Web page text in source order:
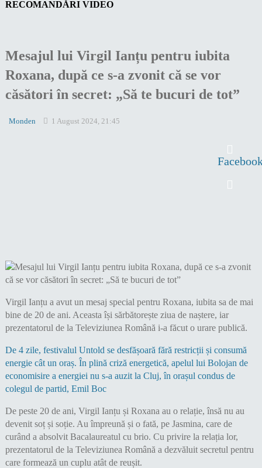
RECOMANDĂRI VIDEO
Mesajul lui Virgil Ianțu pentru iubita
Roxana, după ce s-a zvonit că se vor
căsători în secret: „Să te bucuri de tot”
Monden 1 August 2024, 21:45
Virgil Ianțu a avut un mesaj special pentru Roxana, iubita sa de mai
bine de 20 de ani. Aceasta își sărbătorește ziua de naștere, iar
prezentatorul de la Televiziunea Română i-a făcut o urare publică.
De 4 zile, festivalul Untold se desfășoară fără restricții și consumă
energie cât un oraș. În plină criză energetică, apelul lui Bolojan de
economisire a energiei nu s-a auzit la Cluj, în orașul condus de
colegul de partid, Emil Boc
De peste 20 de ani, Virgil Ianțu și Roxana au o relație, însă nu au
devenit soț și soție. Au împreună și o fată, pe Jasmina, care de
curând a absolvit Bacalaureatul cu brio. Cu privire la relația lor,
prezentatorul de la Televiziunea Română a dezvăluit secretul pentru
care formează un cuplu atât de reușit.